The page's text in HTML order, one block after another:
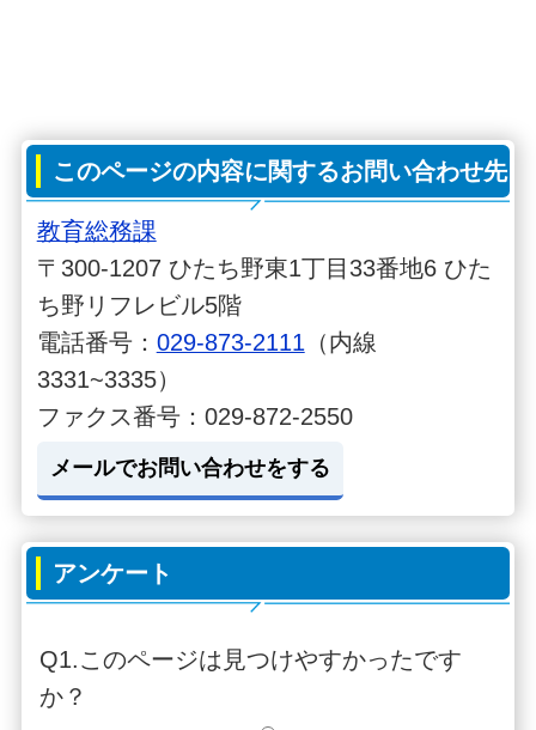
このページの内容に関するお問い合わせ先
教育総務課
〒300-1207 ひたち野東1丁目33番地6 ひた
ち野リフレビル5階
電話番号： 029-873-2111 （内線
3331~3335）
ファクス番号：029-872-2550
メールでお問い合わせをする
アンケート
Q1.このページは見つけやすかったです
か？